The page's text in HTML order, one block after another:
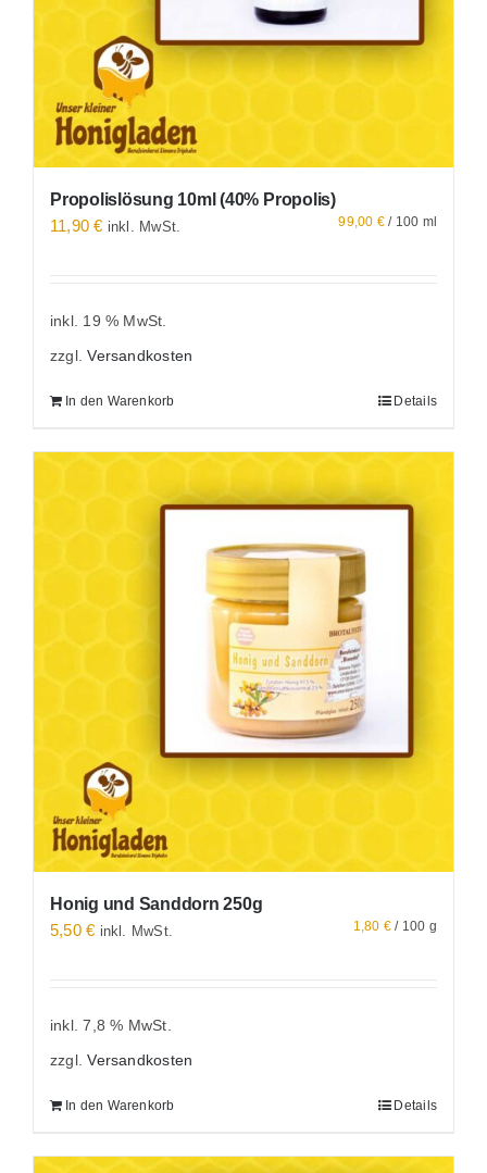
Propolislösung 10ml (40% Propolis)
11,90€ inkl. MwSt. 99,00 €/ 100 ml
inkl. 19 % MwSt.
zzgl.Versandkosten
In den Warenkorb Details
Honig und Sanddorn 250g
5,50€ inkl. MwSt. 1,80 € / 100 g
inkl. 7,8 % MwSt.
zzgl.Versandkosten
In den Warenkorb Details